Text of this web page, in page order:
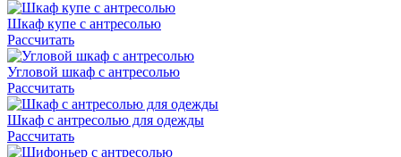
Шкаф купе с антресолью
Рассчитать
Угловой шкаф с антресолью
Рассчитать
Шкаф с антресолью для одежды
Рассчитать